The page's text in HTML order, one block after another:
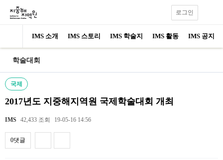
IMS 소개 IMS 스토리 IMS 학술지 IMS 활동 IMS 공지
로그인
학술대회
국제
2017년도 지중해지역원 국제학술대회 개최
IMS 42,433 조회 19-05-16 14:56
0댓글